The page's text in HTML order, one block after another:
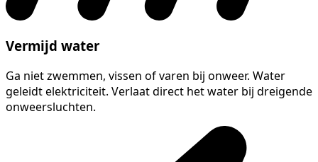
Vermijd water
Ga niet zwemmen, vissen of varen bij onweer. Water
geleidt elektriciteit. Verlaat direct het water bij dreigende
onweersluchten.